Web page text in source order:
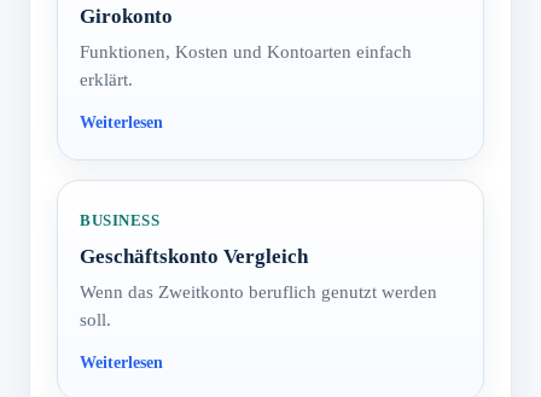
Girokonto
Funktionen, Kosten und Kontoarten einfach
erklärt.
BUSINESS
Geschäftskonto Vergleich
Wenn das Zweitkonto beruflich genutzt werden
soll.